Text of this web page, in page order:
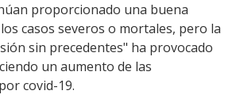
proporcionado una buena
casos severos o mortales, pero la
sin precedentes" ha provocado
un aumento de las
covid-19.